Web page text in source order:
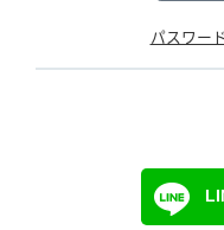
パスワー